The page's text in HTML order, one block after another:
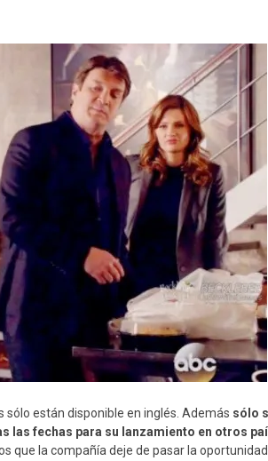
están disponible en inglés. Además sólo
las fechas para su lanzamiento en otros
que la compañía deje de pasar la